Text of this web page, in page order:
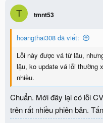
t
o
n
s
T tmnt53
hoangthai308 đã viết:
Lỗi này được vá từ lâu,
lậu, ko update vá lỗi thường
nhiều.
Chuẩn. Mới đây lại có lỗi
trên rất nhiều phiên bản.